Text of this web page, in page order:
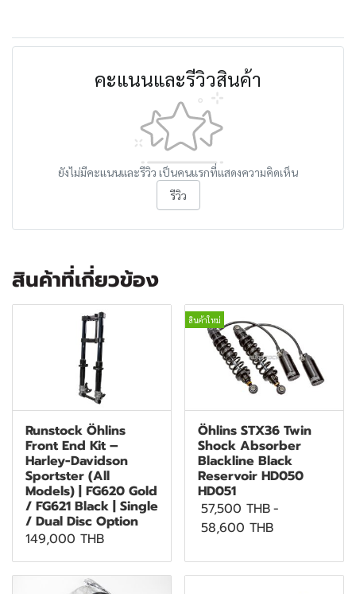
คะแนนและรีวิวสินค้า
ยังไม่มีคะแนนและรีวิว เป็นคนแรกที่แสดงความคิดเห็น
รีวิว
สินค้าที่เกี่ยวข้อง
Runstock Öhlins
Front End Kit –
Harley-Davidson
Sportster (All
Models) | FG620 Gold
/ FG621 Black | Single
/ Dual Disc Option
149,000 THB
สินค้าใหม่
Öhlins STX36 Twin
Shock Absorber
Blackline Black
Reservoir HD050
HD051
57,500 THB-
58,600 THB